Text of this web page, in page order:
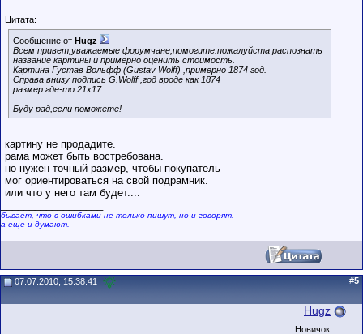
Цитата:
Сообщение от Hugz
Всем привет,уважаемые форумчане,помогите.пожалуйста распознать
название картины и примерно оценить стоимость.
Картина Густав Вольфф (Gustav Wolff) ,примерно 1874 год.
Справа внизу подпись G.Wolff ,год вроде как 1874
размер где-то 21х17
Буду рад,если поможете!
картину не продадите.
рама может быть востребована.
но нужен точный размер, чтобы покупатель
мог ориентироваться на свой подрамник.
или что у него там будет....
бывает, что с ошибками не только пишут, но и говорят.
а еще и думают.
07.07.2010, 15:38:41 #5
Hugz
Новичок